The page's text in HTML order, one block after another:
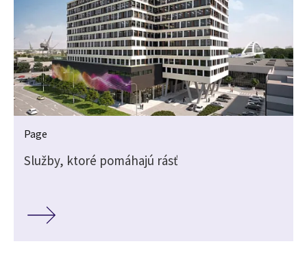
Page
Služby, ktoré pomáhajú rásť